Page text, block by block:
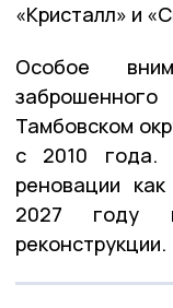
«Кристалл» и
Особое
Тамбовском
с 2010 года.
реновации
2027 году
реконструкции.